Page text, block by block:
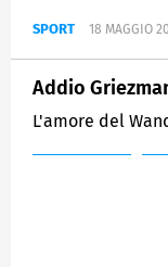
SPORT 18 MAGGIO
Addio
L'amore del